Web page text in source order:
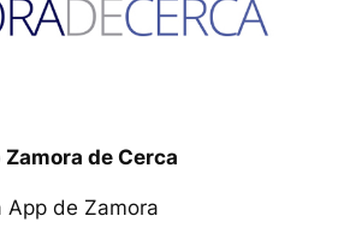
Zamora de Cerca
App de Zamora